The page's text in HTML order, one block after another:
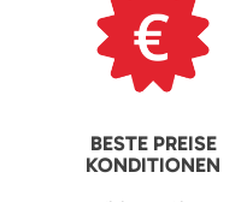
BESTE PREISE
KONDITIONEN